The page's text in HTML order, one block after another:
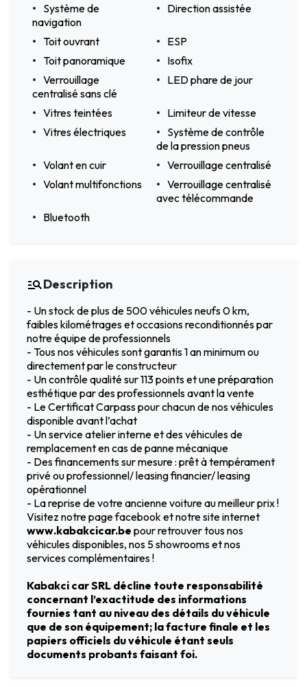
Système de
navigation
Direction assistée
Toit ouvrant
ESP
Toit panoramique
Isofix
Verrouillage
centralisé sans clé
LED phare de jour
Vitres teintées
Limiteur de vitesse
Vitres électriques
Système de contrôle
de la pression pneus
Volant en cuir
Verrouillage centralisé
Volant multifonctions
Verrouillage centralisé
avec télécommande
Bluetooth
Description
- Un stock de plus de 500 véhicules neufs 0 km,
faibles kilométrages et occasions reconditionnés par
notre équipe de professionnels
- Tous nos véhicules sont garantis 1 an minimum ou
directement par le constructeur
- Un contrôle qualité sur 113 points et une préparation
esthétique par des professionnels avant la vente
- Le Certificat Carpass pour chacun de nos véhicules
disponible avant l’achat
- Un service atelier interne et des véhicules de
remplacement en cas de panne mécanique
- Des financements sur mesure : prêt à tempérament
privé ou professionnel/ leasing financier/ leasing
opérationnel
- La reprise de votre ancienne voiture au meilleur prix !
Visitez notre page facebook et notre site internet
www.kabakcicar.be pour retrouver tous nos
véhicules disponibles, nos 5 showrooms et nos
services complémentaires !
Kabakci car SRL décline toute responsabilité
concernant l’exactitude des informations
fournies tant au niveau des détails du véhicule
que de son équipement; la facture finale et les
papiers officiels du véhicule étant seuls
documents probants faisant foi.